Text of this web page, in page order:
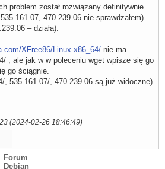
problem został rozwiązany definitywnie
470.239.06 nie sprawdzałem).
– działa).
XFree86/Linux-x86_64/ nie ma
, ale jak w w poleceniu wget wpisze się go
go ściągnie.
, 535.161.07/, 470.239.06 są już widoczne).
(2024-02-26 18:46:49)
Forum
Debian